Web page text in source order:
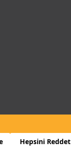
Hepsini Reddet